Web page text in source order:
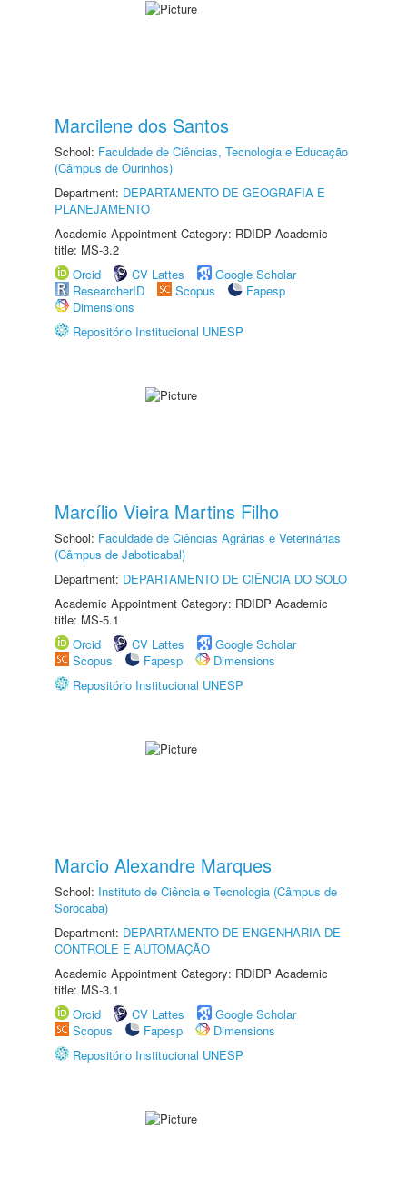
Marcilene dos Santos
School: Faculdade de Ciências, Tecnologia e Educação
(Câmpus de Ourinhos)
Department: DEPARTAMENTO DE GEOGRAFIA E
PLANEJAMENTO
Academic Appointment Category: RDIDP Academic
title: MS-3.2
Orcid
CV Lattes
Google Scholar
ResearcherID
Scopus
Fapesp
Dimensions
Repositório Institucional UNESP
Marcílio Vieira Martins Filho
School: Faculdade de Ciências Agrárias e Veterinárias
(Câmpus de Jaboticabal)
Department: DEPARTAMENTO DE CIÊNCIA DO SOLO
Academic Appointment Category: RDIDP Academic
title: MS-5.1
Orcid
CV Lattes
Google Scholar
Scopus
Fapesp
Dimensions
Repositório Institucional UNESP
Marcio Alexandre Marques
School: Instituto de Ciência e Tecnologia (Câmpus de
Sorocaba)
Department: DEPARTAMENTO DE ENGENHARIA DE
CONTROLE E AUTOMAÇÃO
Academic Appointment Category: RDIDP Academic
title: MS-3.1
Orcid
CV Lattes
Google Scholar
Scopus
Fapesp
Dimensions
Repositório Institucional UNESP